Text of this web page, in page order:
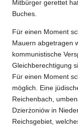
Mitbürger gerettet
Buches.
Für einen Moment
Mauern abgetragen
kommunistische
Gleichberechtigung
Für einen Moment
möglich. Eine
Reichenbach,
Dzierżoniów in
Reichsgebiet,